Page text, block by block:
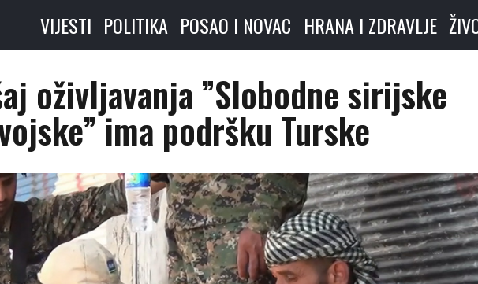
VIJESTI POLITIKA POSAO I NOVAC HRANA I ZDRAVLJE
oživljavanja ”Slobodne sirijske
ima podršku Turske